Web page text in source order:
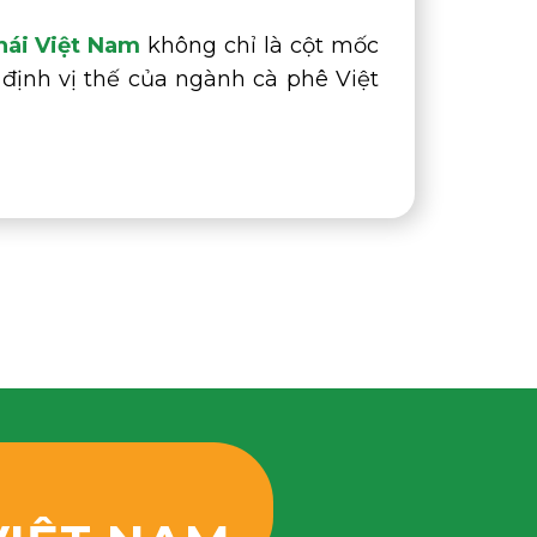
Việt Nam không chỉ là cột mốc
vị thế của ngành cà phê Việt